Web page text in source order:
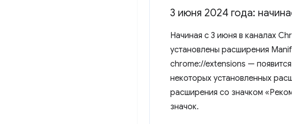
3 июня 2024 года:
Начиная с 3 июня в каналах
установлены расширения
chrome://extensions —
некоторых установленных
расширения со значком
значок.